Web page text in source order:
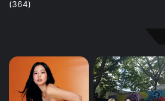
(364)